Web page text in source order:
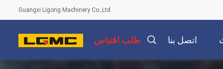
Guangxi Ligong Machinery Co.,Ltd
اتصل بنا طلب اقتباس